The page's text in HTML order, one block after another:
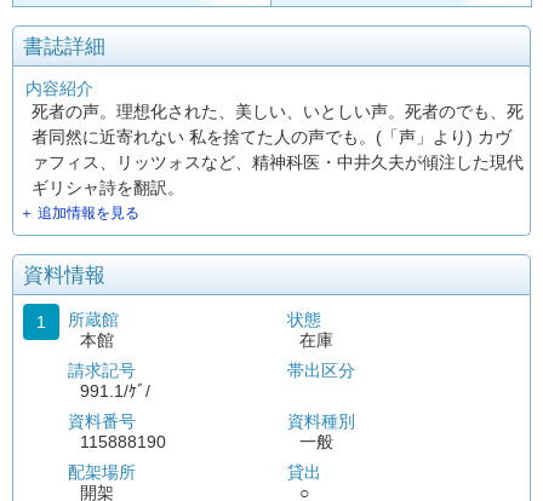
書誌詳細
内容紹介
死者の声。理想化された、美しい、いとしい声。死者のでも、死
者同然に近寄れない 私を捨てた人の声でも。(「声」より) カヴ
ァフィス、リッツォスなど、精神科医・中井久夫が傾注した現代
ギリシャ詩を翻訳。
＋ 追加情報を見る
資料情報
1
所蔵館
本館
請求記号
991.1/ｹﾞ/
資料番号
115888190
配架場所
開架
状態
在庫
帯出区分
資料種別
一般
貸出
○